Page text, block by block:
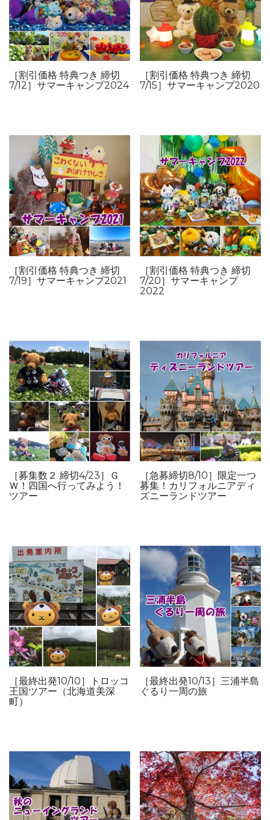
［割引価格 特典つき 締切
7/12］サマーキャンプ2024
［割引価格 特典つき 締切
7/15］サマーキャンプ2020
［割引価格 特典つき 締切
7/19］サマーキャンプ2021
［割引価格 特典つき 締切
7/20］サマーキャンプ
2022
［募集数２ 締切4/23］Ｇ
Ｗ！四国へ行ってみよう！
ツアー
［急募締切8/10］限定一つ
募集！カリフォルニアディ
ズニーランドツアー
［最終出発10/10］トロッコ
王国ツアー（北海道美深
町）
［最終出発10/13］三浦半島
ぐるり一周の旅